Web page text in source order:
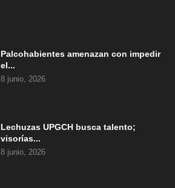
Palcohabientes amenazan con impedir
el...
8 junio, 2026
Lechuzas UPGCH busca talento;
visorías...
8 junio, 2026